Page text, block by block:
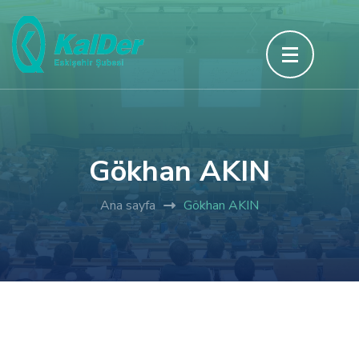
İçeriğe
atla
(Enter
tuşuna
Gökhan AKIN
Ana sayfa Gökhan AKIN